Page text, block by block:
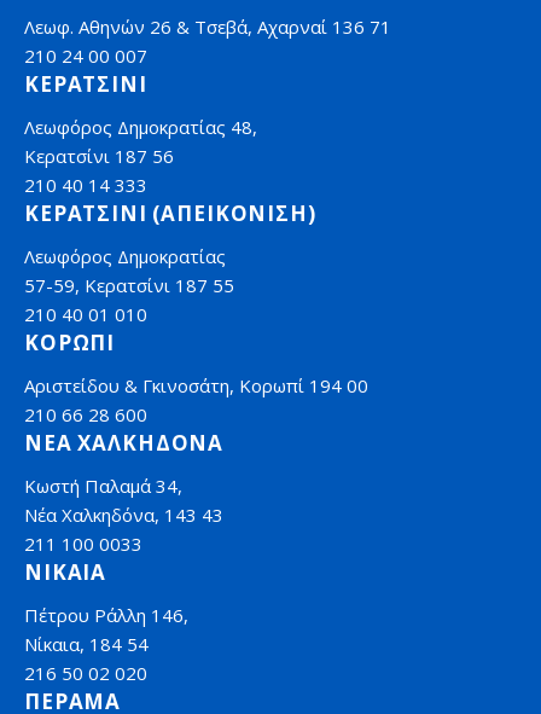
Λεωφ. Αθηνών 26 & Τσεβά, Αχαρναί 136 71
210 24 00 007
ΚΕΡΑΤΣΙΝΙ
Λεωφόρος Δημοκρατίας 48,
Κερατσίνι 187 56
210 40 14 333
ΚΕΡΑΤΣΙΝΙ (ΑΠΕΙΚΟΝΙΣΗ)
Λεωφόρος Δημοκρατίας
57-59, Κερατσίνι 187 55
210 40 01 010
ΚΟΡΩΠΙ
Αριστείδου & Γκινοσάτη, Κορωπί 194 00
210 66 28 600
ΝΕΑ ΧΑΛΚΗΔΟΝΑ
Κωστή Παλαμά 34,
Νέα Χαλκηδόνα, 143 43
211 100 0033
ΝΙΚΑΙΑ
Πέτρου Ράλλη 146,
Νίκαια, 184 54
216 50 02 020
ΠΕΡΑΜΑ